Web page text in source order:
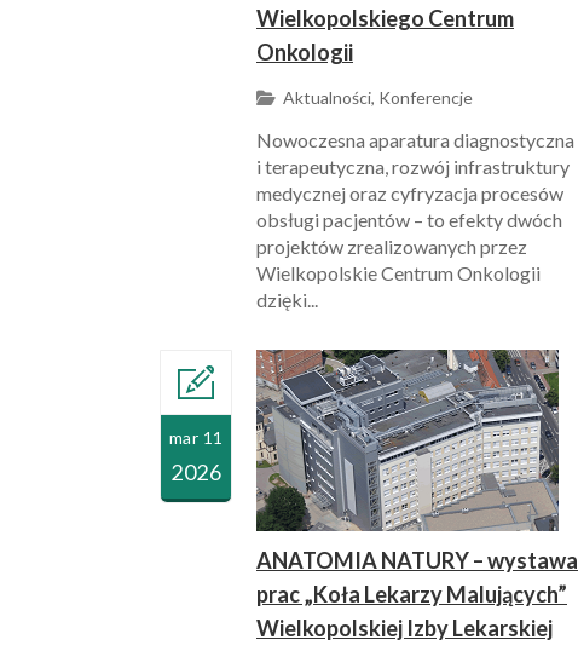
Wielkopolskiego Centrum
Onkologii
Aktualności, Konferencje
Nowoczesna aparatura diagnostyczna
i terapeutyczna, rozwój infrastruktury
medycznej oraz cyfryzacja procesów
obsługi pacjentów – to efekty dwóch
projektów zrealizowanych przez
Wielkopolskie Centrum Onkologii
dzięki...
mar 11
2026
ANATOMIA NATURY – wystawa
prac „Koła Lekarzy Malujących”
Wielkopolskiej Izby Lekarskiej